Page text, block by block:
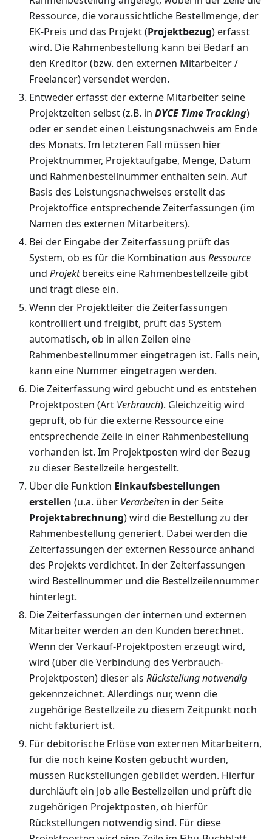
Ressource, die voraussichtliche Bestellmenge, der
EK-Preis und das Projekt (Projektbezug) erfasst
wird. Die Rahmenbestellung kann bei Bedarf an
den Kreditor (bzw. den externen Mitarbeiter /
Freelancer) versendet werden.
Entweder erfasst der externe Mitarbeiter seine
Projektzeiten selbst (z.B. in DYCE Time Tracking)
oder er sendet einen Leistungsnachweis am Ende
des Monats. Im letzteren Fall müssen hier
Projektnummer, Projektaufgabe, Menge, Datum
und Rahmenbestellnummer enthalten sein. Auf
Basis des Leistungsnachweises erstellt das
Projektoffice entsprechende Zeiterfassungen (im
Namen des externen Mitarbeiters).
Bei der Eingabe der Zeiterfassung prüft das
System, ob es für die Kombination aus Ressource
und Projektbereits eine Rahmenbestellzeile gibt
und trägt diese ein.
Wenn der Projektleiter die Zeiterfassungen
kontrolliert und freigibt, prüft das System
automatisch, ob in allen Zeilen eine
Rahmenbestellnummer eingetragen ist. Falls nein,
kann eine Nummer eingetragen werden.
Die Zeiterfassung wird gebucht und es entstehen
Projektposten (Art Verbrauch). Gleichzeitig wird
geprüft, ob für die externe Ressource eine
entsprechende Zeile in einer Rahmenbestellung
vorhanden ist. Im Projektposten wird der Bezug
zu dieser Bestellzeile hergestellt.
Über die Funktion Einkaufsbestellungen
erstellen (u.a. über Verarbeiten in der Seite
Projektabrechnung) wird die Bestellung zu der
Rahmenbestellung generiert. Dabei werden die
Zeiterfassungen der externen Ressource anhand
des Projekts verdichtet. In der Zeiterfassungen
wird Bestellnummer und die Bestellzeilennummer
hinterlegt.
Die Zeiterfassungen der internen und externen
Mitarbeiter werden an den Kunden berechnet.
Wenn der Verkauf-Projektposten erzeugt wird,
wird (über die Verbindung des Verbrauch-
Projektposten) dieser als Rückstellung notwendig
gekennzeichnet. Allerdings nur, wenn die
zugehörige Bestellzeile zu diesem Zeitpunkt noch
nicht fakturiert ist.
Für debitorische Erlöse von externen Mitarbeitern,
für die noch keine Kosten gebucht wurden,
müssen Rückstellungen gebildet werden. Hierfür
durchläuft ein Job alle Bestellzeilen und prüft die
zugehörigen Projektposten, ob hierfür
Rückstellungen notwendig sind. Für diese